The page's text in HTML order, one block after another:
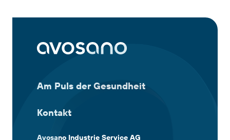
Am Puls der Gesundheit
Kontakt
Avosano Industrie Service AG